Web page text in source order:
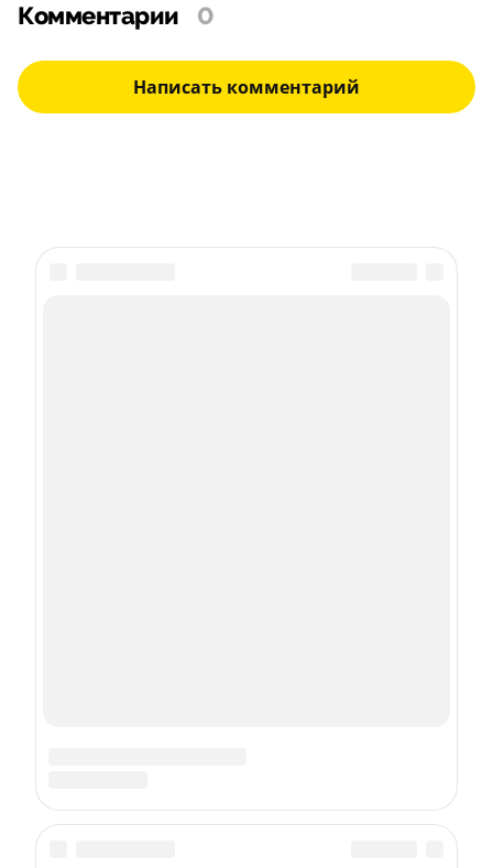
Комментарии 0
Написать комментарий